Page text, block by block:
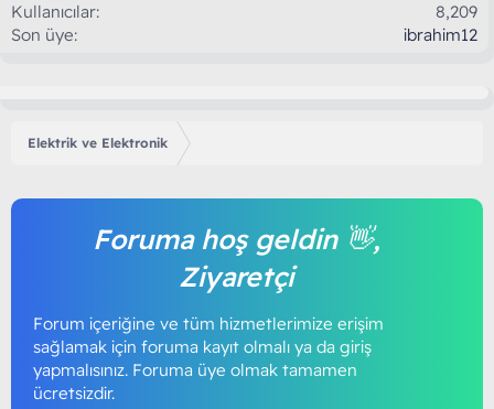
Kullanıcılar
8,209
Son üye
ibrahim12
Elektrik ve Elektronik
Foruma hoş geldin 👋,
Ziyaretçi
Forum içeriğine ve tüm hizmetlerimize erişim
sağlamak için foruma kayıt olmalı ya da giriş
yapmalısınız. Foruma üye olmak tamamen
ücretsizdir.